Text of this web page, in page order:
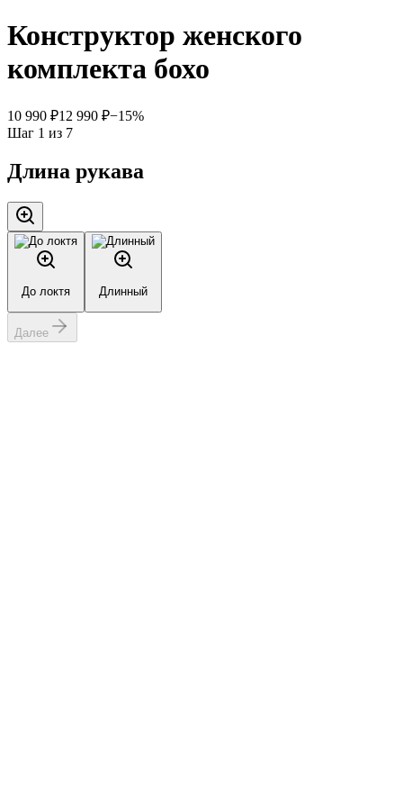
Конструктор женского
комплекта бохо
10 990 ₽12 990 ₽−15%
Шаг 1 из 7
Длина рукава
До локтя Длинный
Далее